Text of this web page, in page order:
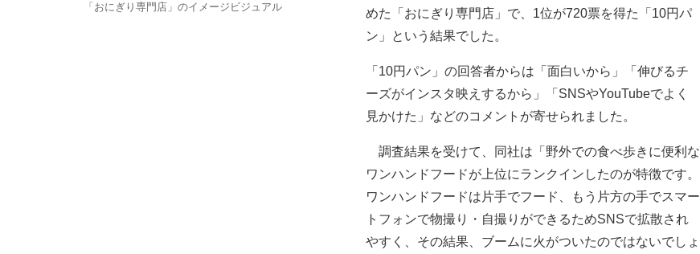
「おにぎり専門店」のイメージビジュアル
めた「おにぎり専門店」で、1位が720票を得た「10円パ
ン」という結果でした。
「10円パン」の回答者からは「面白いから」「伸びるチ
ーズがインスタ映えするから」「SNSやYouTubeでよく
見かけた」などのコメントが寄せられました。
調査結果を受けて、同社は「野外での食べ歩きに便利な
ワンハンドフードが上位にランクインしたのが特徴です。
ワンハンドフードは片手でフード、もう片方の手でスマー
トフォンで物撮り・自撮りができるためSNSで拡散され
やすく、その結果、ブームに火がついたのではないでしょ